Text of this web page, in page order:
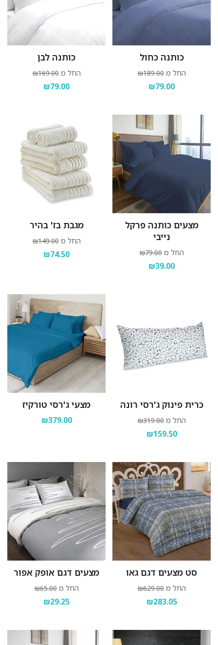
כותנה כחול
החל מ ₪189.00
₪79.00
כותנה לבן
החל מ ₪169.00
₪79.00
מצעים כותנה פרקל
נייבי
החל מ ₪79.00
₪39.00
מגבת בז' בהיר
החל מ ₪149.00
₪74.50
כרית פינוק ג'רסי רונה
החל מ ₪319.00
₪159.50
מצעי ג'רסי טורקיז
₪379.00
סט מצעים דגם גאו
החל מ ₪629.00
₪283.05
מצעים דגם אופק אפור
החל מ ₪65.00
₪29.25